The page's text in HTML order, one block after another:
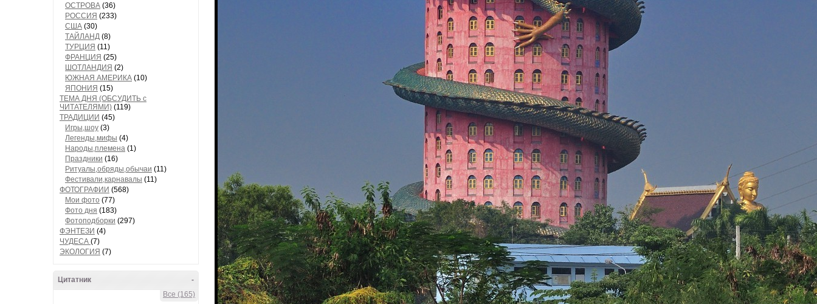
ОСТРОВА (36)
РОССИЯ (233)
США (30)
ТАЙЛАНД (8)
ТУРЦИЯ (11)
ФРАНЦИЯ (25)
ШОТЛАНДИЯ (2)
ЮЖНАЯ АМЕРИКА (10)
ЯПОНИЯ (15)
ТЕМА ДНЯ (ОБСУДИТЬ с
ЧИТАТЕЛЯМИ) (119)
ТРАДИЦИИ (45)
Игры,шоу (3)
Легенды,мифы (4)
Народы,племена (1)
Праздники (16)
Ритуалы,обряды,обычаи (11)
Фестивали,карнавалы (11)
ФОТОГРАФИИ (568)
Мои фото (77)
Фото дня (183)
Фотоподборки (297)
ФЭНТЕЗИ (4)
ЧУДЕСА (7)
ЭКОЛОГИЯ (7)
-
Цитатник
Все (165)